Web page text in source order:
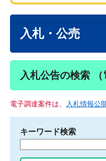
入札・公売
入札公告の検索 （
電子調達案件は、 入札情報公
キーワード検索